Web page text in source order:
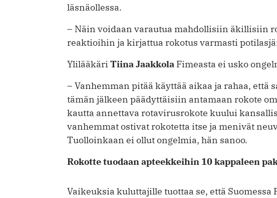
läsnäollessa.
– Näin voidaan varautua mahdollisiin äkillisiin
reaktioihin ja kirjattua rokotus varmasti
Ylilääkäri Tiina Jaakkola Fimeasta ei usko
– Vanhemman pitää käyttää aikaa ja rahaa, että
tämän jälkeen päädyttäisiin antamaan rokote
kautta annettava rotavirusrokote kuului
vanhemmat ostivat rokotetta itse ja menivät
Tuolloinkaan ei ollut ongelmia, hän sanoo.
Rokotte tuodaan apteekkeihin 10 kappaleen
Vaikeuksia kuluttajille tuottaa se, että Suomessa